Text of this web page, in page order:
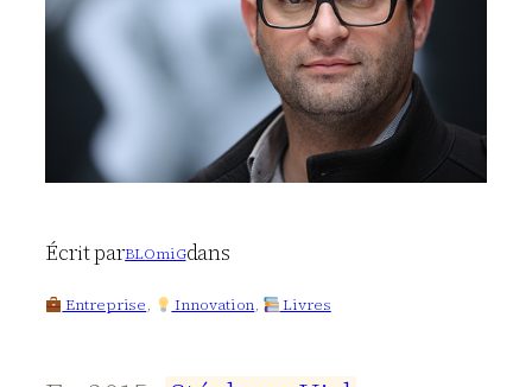
Écrit parBLOmiGdans
Entreprise, Innovation, Livres